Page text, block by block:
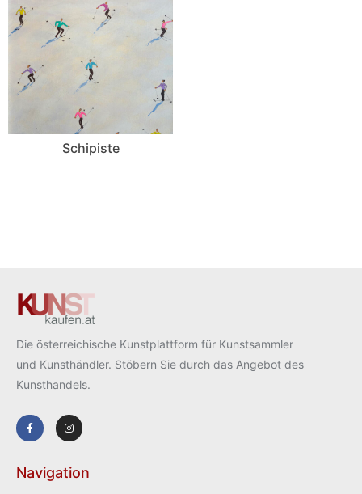
Schipiste
Die österreichische Kunstplattform für Kunstsammler
und Kunsthändler. Stöbern Sie durch das Angebot des
Kunsthandels.
Navigation